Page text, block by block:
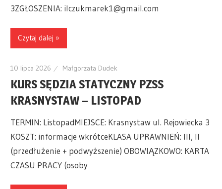
3ZGŁOSZENIA: ilczukmarek1@gmail.com
Czytaj dalej »
10 lipca 2026 Małgorzata Dudek
KURS SĘDZIA STATYCZNY PZSS
KRASNYSTAW – LISTOPAD
TERMIN: ListopadMIEJSCE: Krasnystaw ul. Rejowiecka 3
KOSZT: informacje wkrótceKLASA UPRAWNIEŃ: III, II
(przedłużenie + podwyższenie) OBOWIĄZKOWO: KARTA
CZASU PRACY (osoby